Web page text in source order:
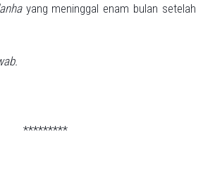
yang meninggal enam bulan setelah
*********